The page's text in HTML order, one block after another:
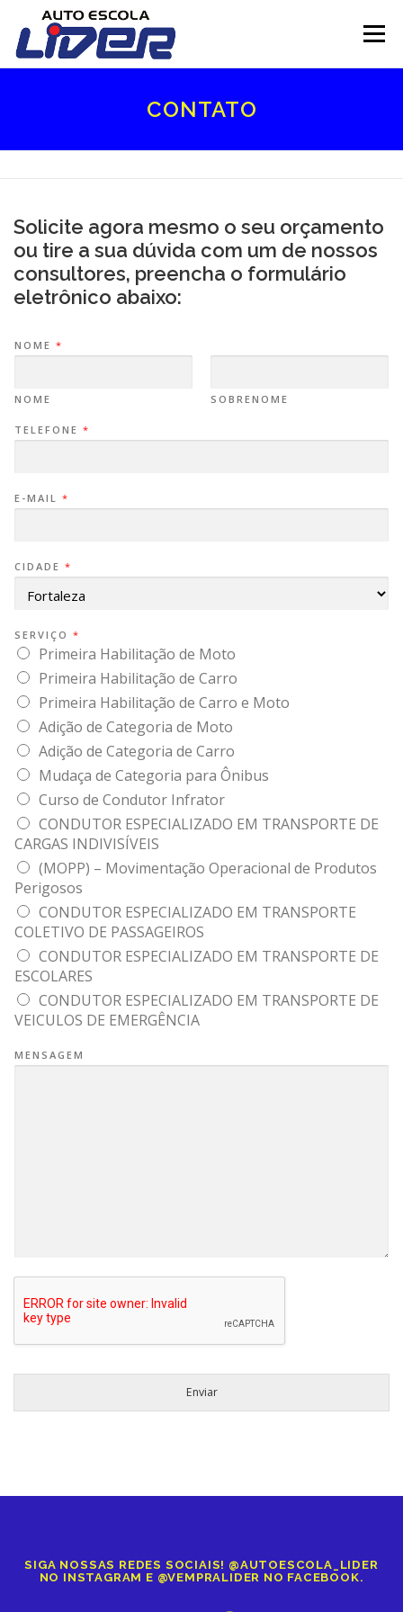
para
conteúdo
Menu
SERVIÇOS
CONTATO
Solicite agora mesmo o seu orçamento
ou tire a sua dúvida com um de nossos
consultores, preencha o formulário
eletrônico abaixo:
NOME *
NOME SOBRENOME
TELEFONE *
E-MAIL *
CIDADE *
SERVIÇO *
Primeira Habilitação de Moto
Primeira Habilitação de Carro
Primeira Habilitação de Carro e Moto
Adição de Categoria de Moto
Adição de Categoria de Carro
Mudaça de Categoria para Ônibus
Curso de Condutor Infrator
CONDUTOR ESPECIALIZADO EM TRANSPORTE DE
CARGAS INDIVISÍVEIS
(MOPP) – Movimentação Operacional de Produtos
Perigosos
CONDUTOR ESPECIALIZADO EM TRANSPORTE
COLETIVO DE PASSAGEIROS
CONDUTOR ESPECIALIZADO EM TRANSPORTE DE
ESCOLARES
CONDUTOR ESPECIALIZADO EM TRANSPORTE DE
VEICULOS DE EMERGÊNCIA
MENSAGEM
Enviar
SIGA NOSSAS REDES SOCIAIS! @AUTOESCOLA_LIDER
NO INSTAGRAM E @VEMPRALIDER NO FACEBOOK.